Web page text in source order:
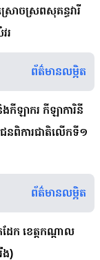
ោចស្រពសុគន្ធវារី
រ
ព័ត៌មានលម្អិត
ឡាករ កីឡាការិនី
ពិការជាតិលើកទី១
ព័ត៌មានលម្អិត
ែក ខេត្តកណ្ដាល
ង)